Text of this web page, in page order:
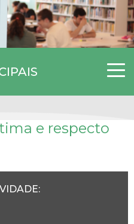
e respecto
: